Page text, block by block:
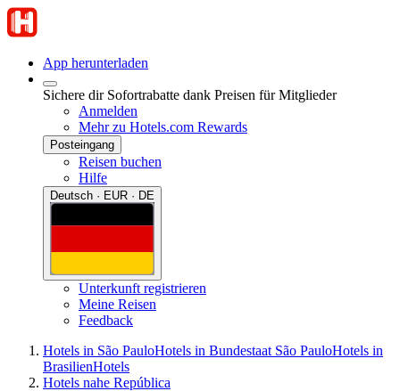
App herunterladen
Sichere dir Sofortrabatte dank Preisen für Mitglieder
Anmelden
Mehr zu Hotels.com Rewards
Posteingang
Reisen buchen
Hilfe
Deutsch · EUR · DE
Unterkunft registrieren
Meine Reisen
Feedback
Hotels in São PauloHotels in Bundestaat São PauloHotels in
BrasilienHotels
Hotels nahe República